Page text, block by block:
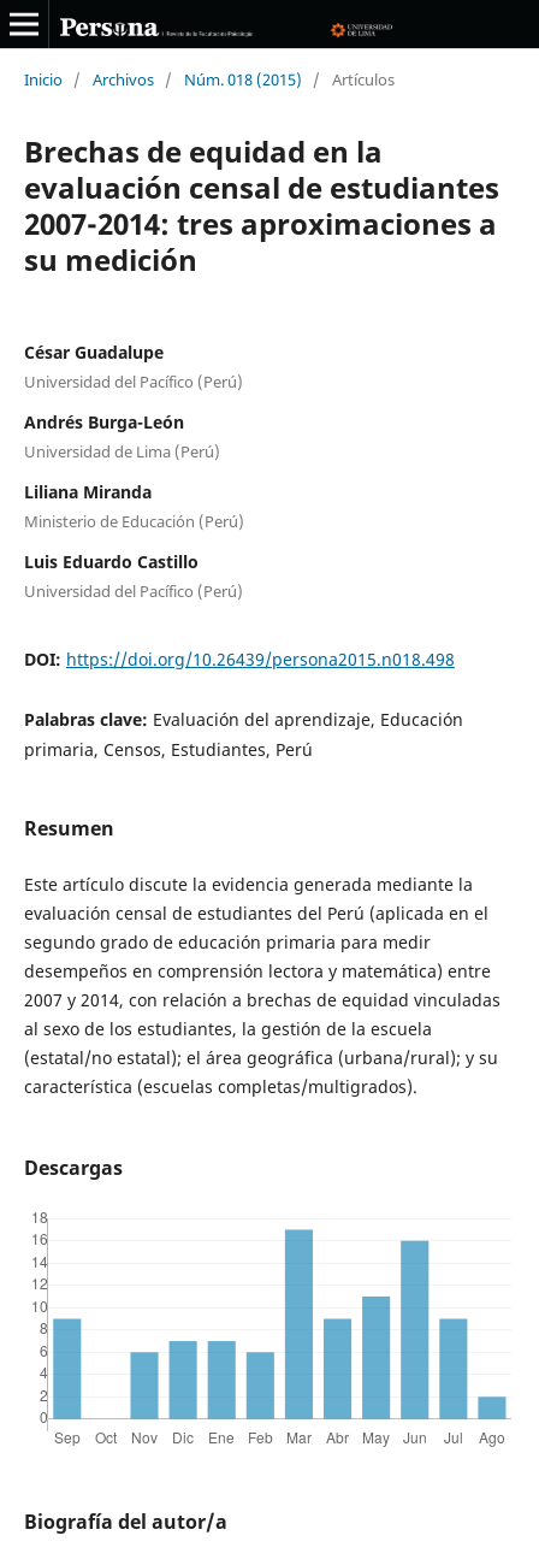
Inicio / Archivos / Núm. 018 (2015) / Artículos
Brechas de equidad en la
evaluación censal de estudiantes
2007-2014: tres aproximaciones a
su medición
César Guadalupe
Universidad del Pacífico (Perú)
Andrés Burga-León
Universidad de Lima (Perú)
Liliana Miranda
Ministerio de Educación (Perú)
Luis Eduardo Castillo
Universidad del Pacífico (Perú)
DOI: https://doi.org/10.26439/persona2015.n018.498
Palabras clave: Evaluación del aprendizaje, Educación
primaria, Censos, Estudiantes, Perú
Resumen
Este artículo discute la evidencia generada mediante la
evaluación censal de estudiantes del Perú (aplicada en el
segundo grado de educación primaria para medir
desempeños en comprensión lectora y matemática) entre
2007 y 2014, con relación a brechas de equidad vinculadas
al sexo de los estudiantes, la gestión de la escuela
(estatal/no estatal); el área geográfica (urbana/rural); y su
característica (escuelas completas/multigrados).
Descargas
Biografía del autor/a